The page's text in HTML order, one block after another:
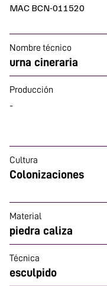
MAC BCN-011520
Nombre técnico
urna cineraria
Producción
-
Cultura
Colonizaciones
Material
piedra caliza
Técnica
esculpido